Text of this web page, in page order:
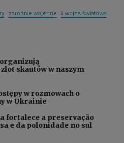
zbrodnie wojenne ii wojna światowa
skautów w naszym
w rozmowach o
w Ukrainie
fortalece a preservação
e da polonidade no sul